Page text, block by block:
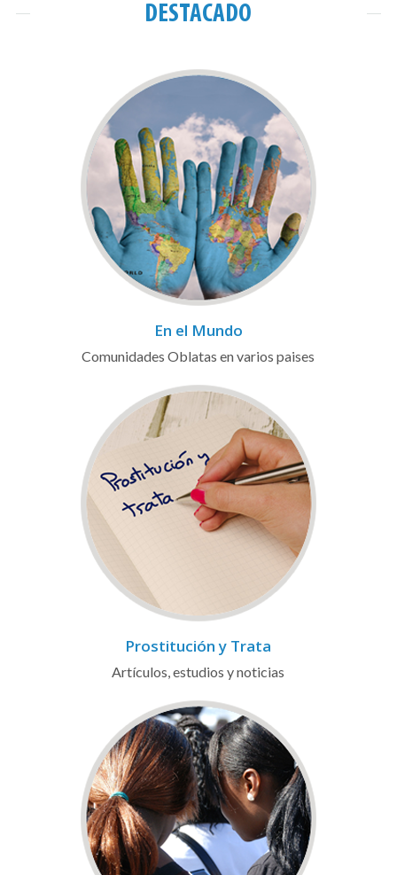
DESTACADO
En el Mundo
Comunidades Oblatas en varios paises
Prostitución y Trata
Artículos, estudios y noticias